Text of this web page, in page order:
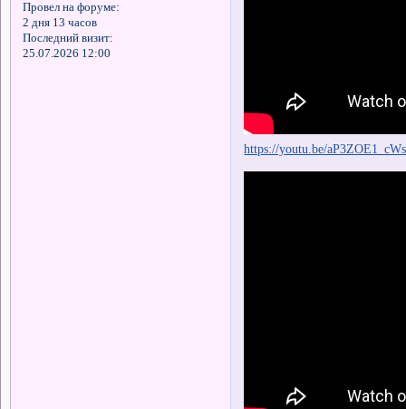
Провел на форуме:
2 дня 13 часов
Последний визит:
25.07.2026 12:00
https://youtu.be/aP3ZOE1_cWs